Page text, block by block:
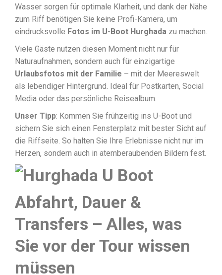
Wasser sorgen für optimale Klarheit, und dank der Nähe
zum Riff benötigen Sie keine Profi-Kamera, um
eindrucksvolle Fotos im U-Boot Hurghada zu machen.
Viele Gäste nutzen diesen Moment nicht nur für
Naturaufnahmen, sondern auch für einzigartige
Urlaubsfotos mit der Familie – mit der Meereswelt
als lebendiger Hintergrund. Ideal für Postkarten, Social
Media oder das persönliche Reisealbum.
Unser Tipp: Kommen Sie frühzeitig ins U-Boot und
sichern Sie sich einen Fensterplatz mit bester Sicht auf
die Riffseite. So halten Sie Ihre Erlebnisse nicht nur im
Herzen, sondern auch in atemberaubenden Bildern fest.
Abfahrt, Dauer &
Transfers – Alles, was
Sie vor der Tour wissen
müssen